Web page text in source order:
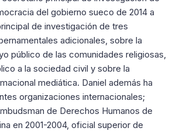
del gobierno sueco de 2014 a
de investigación de tres
adicionales, sobre la
público de las comunidades religiosas,
a la sociedad civil y sobre la
mediática. Daniel además ha
organizaciones internacionales;
de Derechos Humanos de
en 2001-2004, oficial superior de